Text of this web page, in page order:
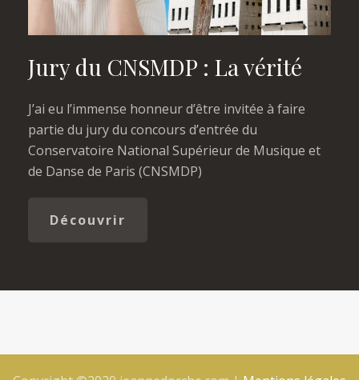
Jury du CNSMDP : La vérité
J’ai eu l’immense honneur d’être invitée à faire
partie du jury du concours d’entrée du
Conservatoire National Supérieur de Musique et
de Danse de Paris (CNSMDP)
Découvrir